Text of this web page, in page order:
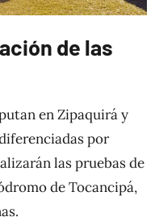
de las
en Zipaquirá y
por
las pruebas de
de Tocancipá,